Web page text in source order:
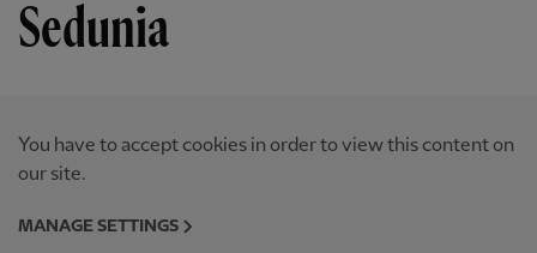
Sedunia
You have to accept cookies in order to view this content on
our site.
MANAGE SETTINGS